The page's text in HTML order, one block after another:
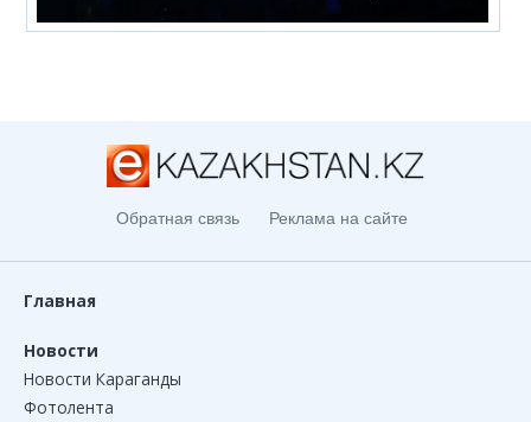
Обратная связь Реклама на сайте
Главная
Новости
Новости Караганды
Фотолента